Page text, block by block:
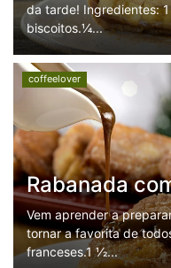
da tarde! Ingredientes:
biscoitos.¼...
coffeelover
Rabanada
Vem aprender a
tornar a favorita de
franceses.1 1⁄2...